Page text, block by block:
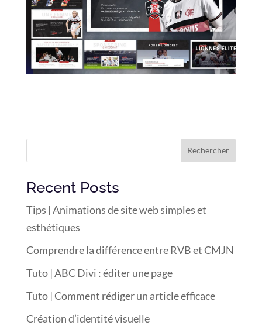
Rechercher
Recent Posts
Tips | Animations de site web simples et
esthétiques
Comprendre la différence entre RVB et CMJN
Tuto | ABC Divi : éditer une page
Tuto | Comment rédiger un article efficace
Création d’identité visuelle